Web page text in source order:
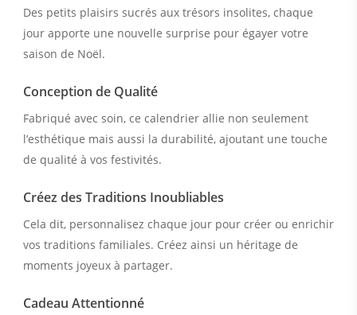
Des petits plaisirs sucrés aux trésors insolites, chaque
jour apporte une nouvelle surprise pour égayer votre
saison de Noël.
Conception de Qualité
Fabriqué avec soin, ce calendrier allie non seulement
l’esthétique mais aussi la durabilité, ajoutant une touche
de qualité à vos festivités.
Créez des Traditions Inoubliables
Cela dit, personnalisez chaque jour pour créer ou enrichir
vos traditions familiales. Créez ainsi un héritage de
moments joyeux à partager.
Cadeau Attentionné